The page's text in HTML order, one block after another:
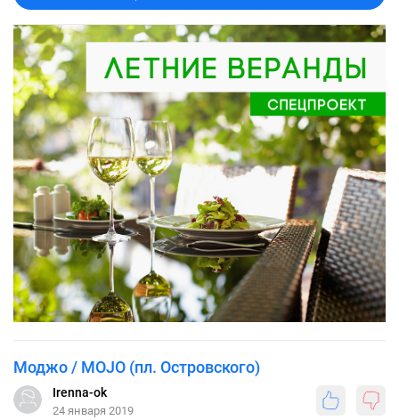
Моджо / MOJO (пл. Островского)
Irenna-ok
24 января 2019